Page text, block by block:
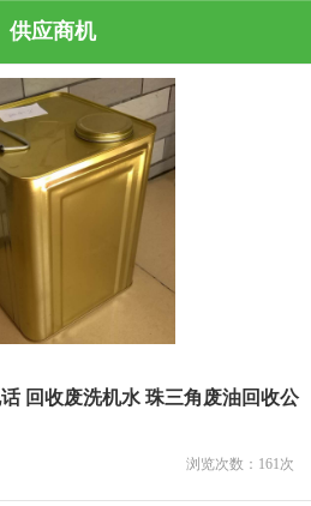
供应商机
回收废洗机水 珠三角废油回收公
浏览次数： 161 次